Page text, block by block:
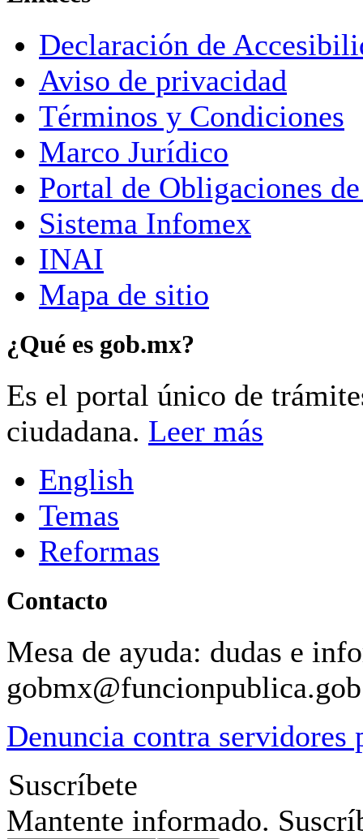
Declaración de
Aviso de privacidad
Términos y Condiciones
Marco Jurídico
Portal de Obligaciones
Sistema Infomex
INAI
Mapa de sitio
¿Qué es gob.mx?
Es el portal único de
ciudadana. Leer más
English
Temas
Reformas
Contacto
Mesa de ayuda: dudas e
Denuncia contra servidores
Suscríbete
Mantente informado.